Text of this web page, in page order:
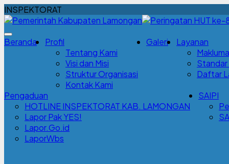
INSPEKTORAT
Beranda
Profil
Tentang Kami
Visi dan Misi
Struktur Organisasi
Kontak Kami
Galeri
Layanan
Standar
Daftar
Pengaduan
HOTLINE INSPEKTORAT KAB. LAMONGAN
Lapor Pak YES!
Lapor.Go.id
LaporWbs
SAIPI